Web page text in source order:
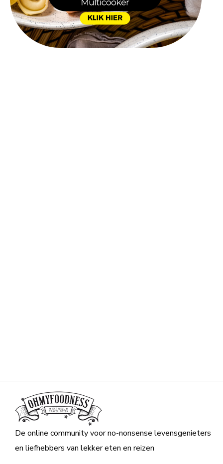
De online community voor no-nonsense levensgenieters
en liefhebbers van lekker eten en reizen